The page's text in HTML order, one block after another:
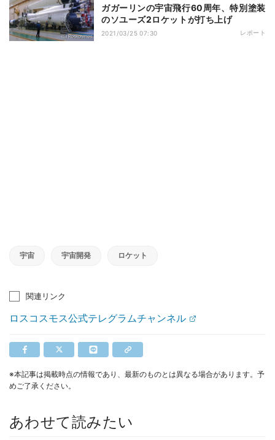
ガガーリンの宇宙飛行60周年、特別塗装
のソユーズ2ロケットが打ち上げ
2021/03/25 07:30 レポート
宇宙 宇宙開発 ロケット
関連リンク
ロスコスモス公式テレグラムチャンネル
※本記事は掲載時点の情報であり、最新のものとは異なる場合があります。予
めご了承ください。
あわせて読みたい